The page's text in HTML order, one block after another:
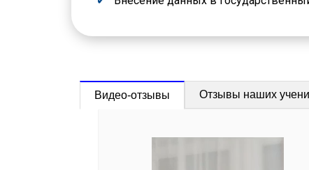
Видео-отзывы Отзывы наших